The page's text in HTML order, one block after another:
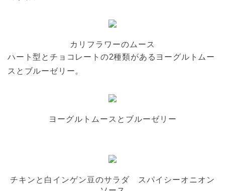
カリフラワーのムース
ハート型とチョコレートの2種類があるヨーグルトムー
スとブルーゼリー。
ヨーグルトムースとブルーゼリー
チキンと白インゲン豆のサラダ スパイシーオニオン